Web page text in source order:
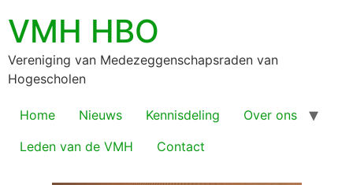
VMH HBO
Vereniging van Medezeggenschapsraden van
Hogescholen
Home Nieuws Kennisdeling
Over ons
Leden van de VMH
Contact